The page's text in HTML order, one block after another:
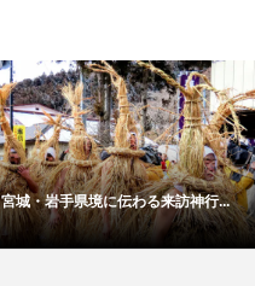
宮城・岩手県境に伝わる来訪神行...